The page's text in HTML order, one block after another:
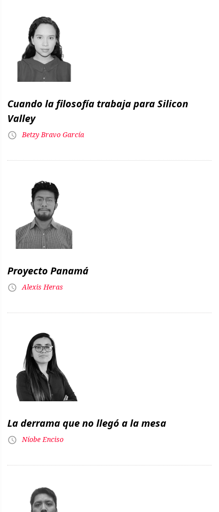
Cuando la filosofía trabaja para Silicon
Valley
Betzy Bravo García
Proyecto Panamá
Alexis Heras
La derrama que no llegó a la mesa
Níobe Enciso